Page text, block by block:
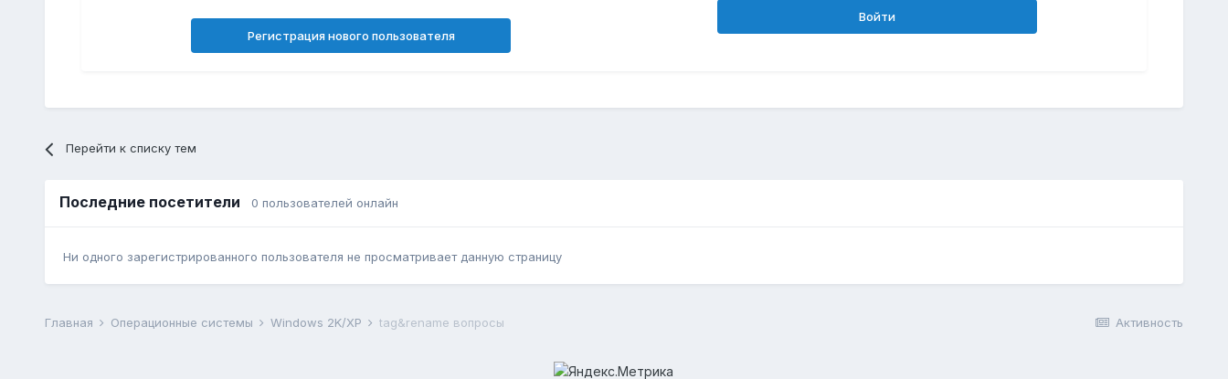
Регистрация нового пользователя
Войти
Перейти к списку тем
Последние посетители 0 пользователей онлайн
Ни одного зарегистрированного пользователя не просматривает данную страницу
Активность
Главная Операционные системы Windows 2K/XP tag&rename вопросы